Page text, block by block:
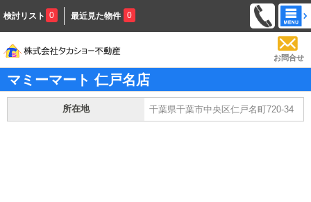
検討リスト 0 最近見た物件 0
お問合せ
マミーマート 仁戸名店
所在地 千葉県千葉市中央区仁戸名町720-34